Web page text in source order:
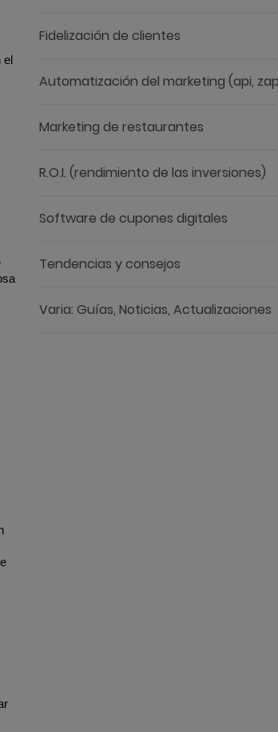
Fidelización de clientes
Automatización del marketing (api,
Marketing de restaurantes
R.O.I. (rendimiento de las inversiones)
Software de cupones digitales
Tendencias y consejos
Varia: Guías, Noticias, Actualizaciones